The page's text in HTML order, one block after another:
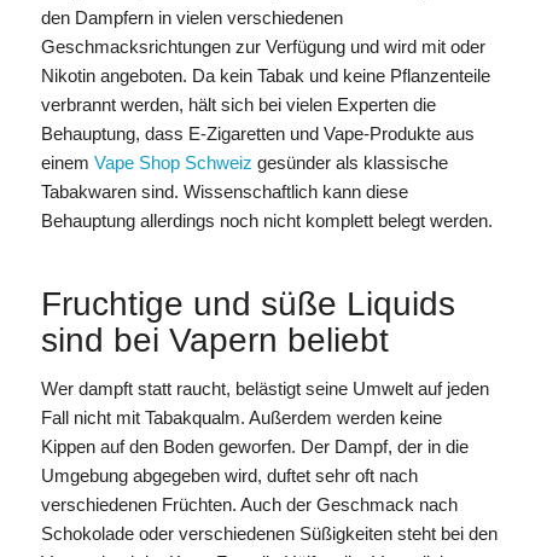
den Dampfern in vielen verschiedenen
Geschmacksrichtungen zur Verfügung und wird mit oder
Nikotin angeboten. Da kein Tabak und keine Pflanzenteile
verbrannt werden, hält sich bei vielen Experten die
Behauptung, dass E-Zigaretten und Vape-Produkte aus
einem Vape Shop Schweiz gesünder als klassische
Tabakwaren sind. Wissenschaftlich kann diese
Behauptung allerdings noch nicht komplett belegt werden.
Fruchtige und süße Liquids
sind bei Vapern beliebt
Wer dampft statt raucht, belästigt seine Umwelt auf jeden
Fall nicht mit Tabakqualm. Außerdem werden keine
Kippen auf den Boden geworfen. Der Dampf, der in die
Umgebung abgegeben wird, duftet sehr oft nach
verschiedenen Früchten. Auch der Geschmack nach
Schokolade oder verschiedenen Süßigkeiten steht bei den